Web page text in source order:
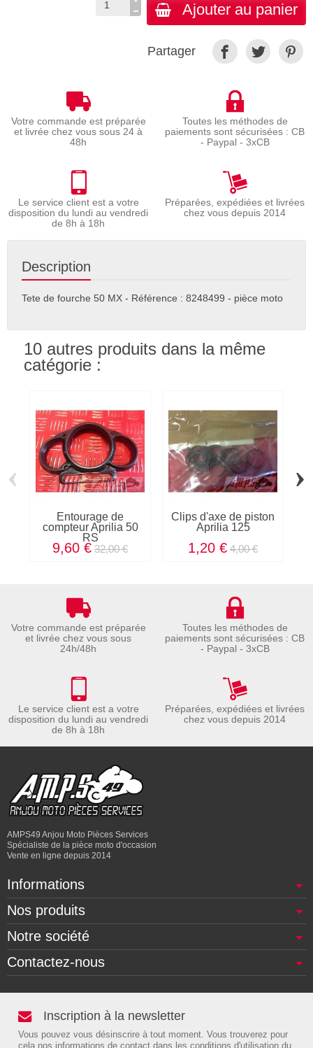
Ajouter au panier
Partager
Votre commande est préparée
et livrée chez vous sous 24 à
48h
Toutes les méthodes de
paiements sont sécurisées : CB
- Paypal - 3xCB
Le service client est a votre
disposition du lundi au vendredi
de 8h à 18h
Préparées, expédiées et livrées
chez vous depuis 2014
Description
Tete de fourche 50 MX - Référence : 8248499 - pièce moto
10 autres produits dans la même
catégorie :
Entourage de
compteur Aprilia 50
RS
9,60 € 32,00 €
Clips d'axe de piston
Aprilia 125
1,20 € 4,00 €
‹ ›
Votre commande est préparée
et livrée chez vous sous
24h/48h
Toutes les méthodes de
paiements sont sécurisées : CB
- Paypal - 3xCB
Le service client est a votre
disposition du lundi au vendredi
de 8h à 18h
Préparées, expédiées et livrées
chez vous depuis 2014
AMPS49 Anjou Moto Pièces Services
Spécialiste de la pièce moto d'occasion
Vente en ligne depuis 2014
Informations
Nos produits
Notre société
Contactez-nous
Inscription à la newsletter
Vous pouvez vous désinscrire à tout moment. Vous trouverez pour
cela nos informations de contact dans les conditions d'utilisation du